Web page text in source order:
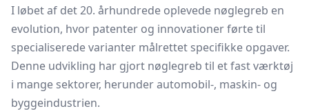
I løbet af det 20. århundrede oplevede nøglegreb en
evolution, hvor patenter og innovationer førte til
specialiserede varianter målrettet specifikke opgaver.
Denne udvikling har gjort nøglegreb til et fast værktøj
i mange sektorer, herunder automobil-, maskin- og
byggeindustrien.